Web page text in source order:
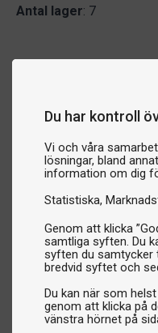
Du har kontroll
Vi och våra
lösningar, bland
information om dig
Statistiska
Genom att klicka
samtliga syften. Du
syften du samtycker
bredvid syftet och
Du kan när som
genom att klicka på
vänstra hörnet på
Antal lager: 7